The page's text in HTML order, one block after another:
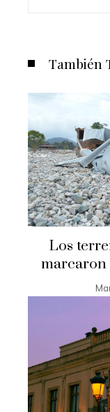
También
Los
marcaron